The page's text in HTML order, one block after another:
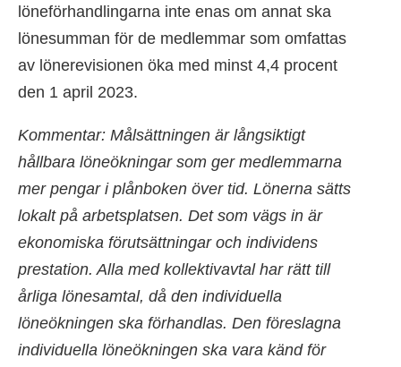
löneförhandlingarna inte enas om annat ska
lönesumman för de medlemmar som omfattas
av lönerevisionen öka med minst 4,4 procent
den 1 april 2023.
Kommentar: Målsättningen är långsiktigt
hållbara löneökningar som ger medlemmarna
mer pengar i plånboken över tid. Lönerna sätts
lokalt på arbetsplatsen. Det som vägs in är
ekonomiska förutsättningar och individens
prestation. Alla med kollektivavtal har rätt till
årliga lönesamtal, då den individuella
löneökningen ska förhandlas. Den föreslagna
individuella löneökningen ska vara känd för